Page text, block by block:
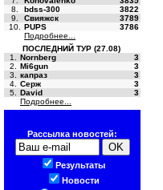
8.
bdss-300
3822
9.
Свияжск
3789
10.
PUPS
3786
Подробнее...
ПОСЛЕДНИЙ ТУР (27.08)
1.
Nornberg
3
2.
Mi6gun
3
3.
капраз
3
4.
Серж
3
5.
David
3
Подробнее...
Рассылка новостей:
Результаты
Новости